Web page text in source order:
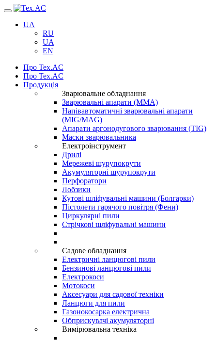
Навігація
UA
RU
UA
EN
Про Tex.AC
Про Tex.AC
Продукція
Зварювальне обладнання
Зварювальні апарати (ММА)
Напівавтоматичні зварювальні апарати
(MIG/MAG)
Апарати аргонодугового зварювання (TIG)
Маски зварювальника
Електроінструмент
Дрилі
Мережеві шурупокрути
Акумуляторні шурупокрути
Перфоратори
Лобзики
Кутові шліфувальні машини (Болгарки)
Пістолети гарячого повітря (Фени)
Циркулярні пили
Стрічкові шліфувальні машини
Садове обладнання
Електричні ланцюгові пили
Бензинові ланцюгові пили
Електрокоси
Мотокоси
Аксесуари для садової техніки
Ланцюги для пили
Газонокосарка електрична
Обприскувачі акумуляторні
Вимірювальна техніка